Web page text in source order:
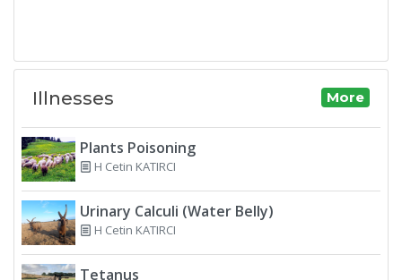
Illnesses More
Plants Poisoning
H Cetin KATIRCI
Urinary Calculi (Water Belly)
H Cetin KATIRCI
Tetanus